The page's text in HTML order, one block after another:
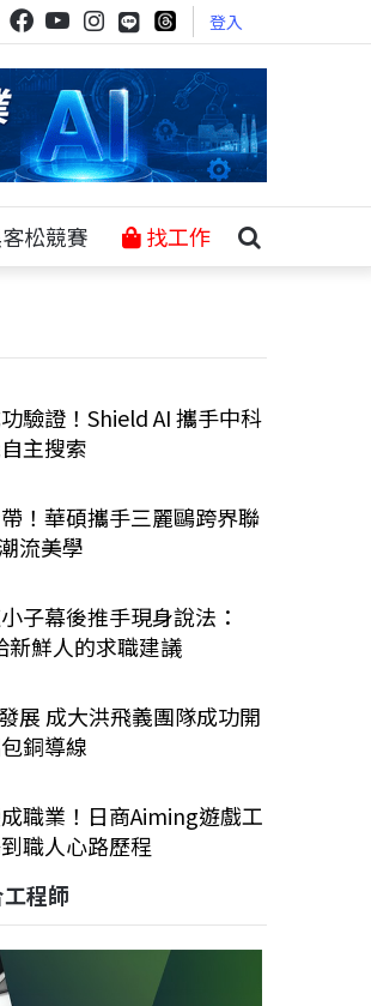
登入
松競賽 找工作
驗證！Shield AI 攜手中科
主搜索
！華碩攜手三麗鷗跨界聯
流美學
子幕後推手現身說法：
新鮮人的求職建議
展 成大洪飛義團隊成功開
銅導線
職業！日商Aiming遊戲工
職人心路歷程
程師